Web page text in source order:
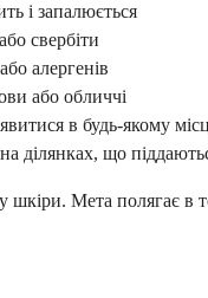
і запалюється
свербіти
алергенів
або обличчі
в будь-якому
ділянках, що
Мета полягає в